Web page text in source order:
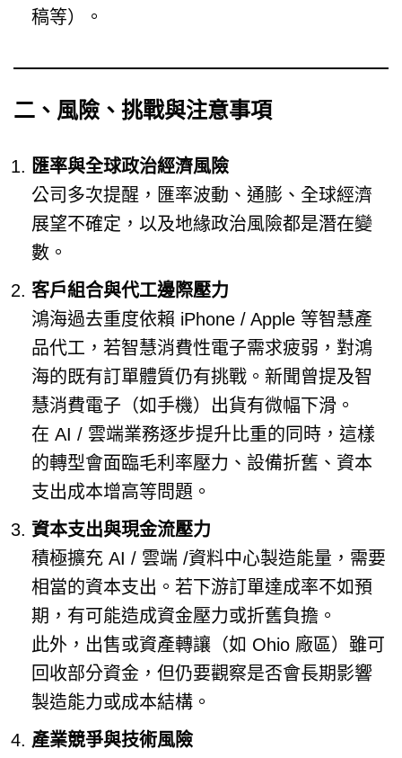
稿等）。
二、風險、挑戰與注意事項
匯率與全球政治經濟風險
公司多次提醒，匯率波動、通膨、全球經濟
展望不確定，以及地緣政治風險都是潛在變
數。
客戶組合與代工邊際壓力
鴻海過去重度依賴 iPhone / Apple 等智慧產
品代工，若智慧消費性電子需求疲弱，對鴻
海的既有訂單體質仍有挑戰。新聞曾提及智
慧消費電子（如手機）出貨有微幅下滑。
在 AI / 雲端業務逐步提升比重的同時，這樣
的轉型會面臨毛利率壓力、設備折舊、資本
支出成本增高等問題。
資本支出與現金流壓力
積極擴充 AI / 雲端 /資料中心製造能量，需要
相當的資本支出。若下游訂單達成率不如預
期，有可能造成資金壓力或折舊負擔。
此外，出售或資產轉讓（如 Ohio 廠區）雖可
回收部分資金，但仍要觀察是否會長期影響
製造能力或成本結構。
產業競爭與技術風險